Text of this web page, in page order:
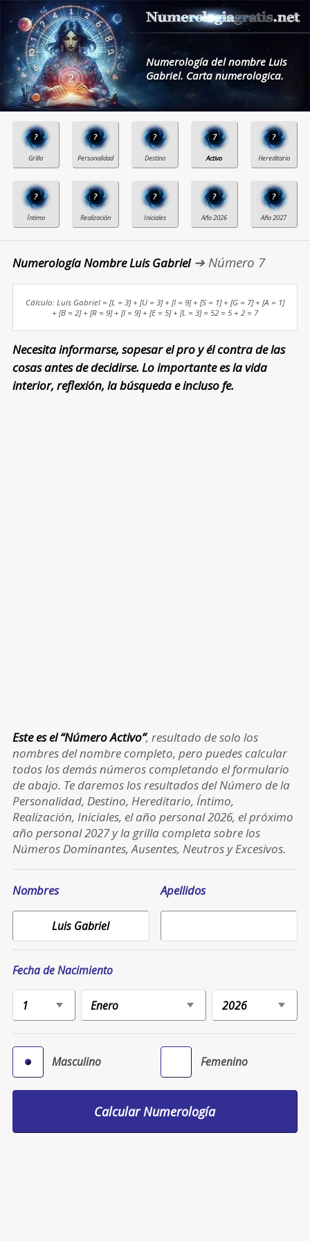
Numerología del nombre Luis
Gabriel. Carta numerologica.
? ? ? 7 ?
? ? ? ? ?
Numerología Nombre Luis Gabriel➔ Número 7
Cálculo: Luis Gabriel = [L = 3] + [U = 3] + [I = 9] + [S = 1] + [G = 7] + [A = 1]
+ [B = 2] + [R = 9] + [I = 9] + [E = 5] + [L = 3] = 52 = 5 + 2 = 7
Necesita informarse, sopesar el pro y él contra de las
cosas antes de decidirse. Lo importante es la vida
interior, reflexión, la búsqueda e incluso fe.
Este es el “Número Activo”, resultado de solo los
nombres del nombre completo, pero puedes calcular
todos los demás números completando el formulario
de abajo. Te daremos los resultados del Número de la
Personalidad, Destino, Hereditario, Íntimo,
Realización, Iniciales, el año personal 2026, el próximo
año personal 2027 y la grilla completa sobre los
Números Dominantes, Ausentes, Neutros y Excesivos.
Nombres Apellidos
Fecha de Nacimiento
Masculino Femenino